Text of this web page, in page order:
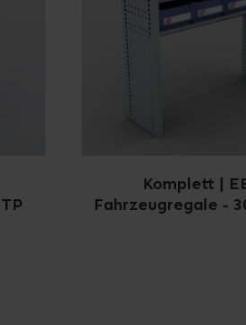
Komplett |
Fahrzeugregale -